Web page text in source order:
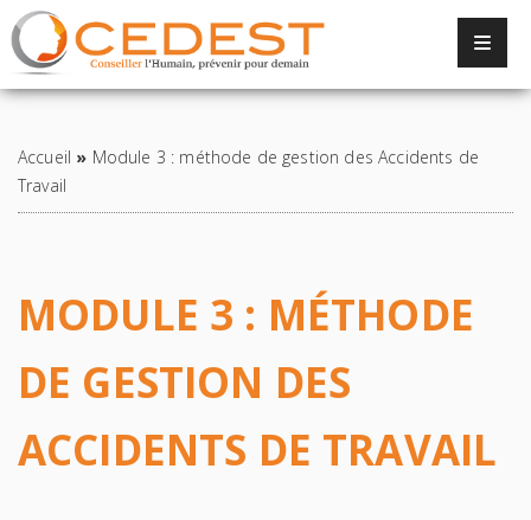
Retour à la liste
Accueil » Module 3 : méthode de gestion des Accidents de
Travail
MODULE 3 : MÉTHODE
DE GESTION DES
ACCIDENTS DE TRAVAIL
Panneau de gestion des cookies